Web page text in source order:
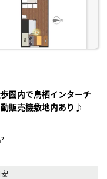
圏内で鳥栖インターチ
販売機敷地内あり♪